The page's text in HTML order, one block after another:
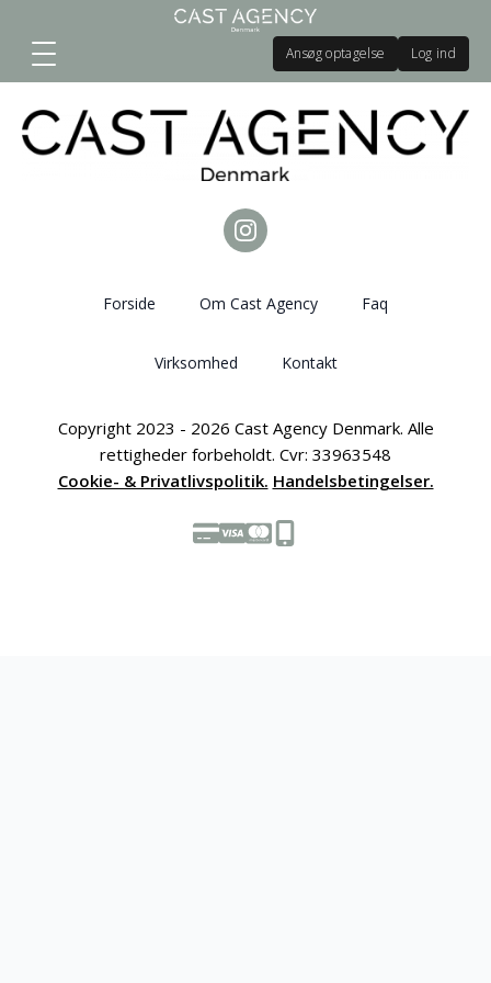
Ansøg optagelse Log ind
Forside Om Cast Agency Faq
Virksomhed Kontakt
Copyright 2023 - 2026 Cast Agency Denmark. Alle
rettigheder forbeholdt. Cvr: 33963548
Cookie- & Privatlivspolitik. Handelsbetingelser.